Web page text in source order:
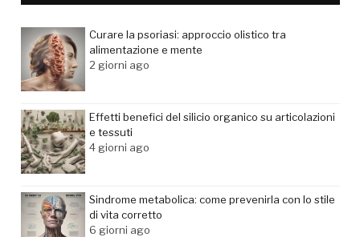
Curare la psoriasi: approccio olistico tra
alimentazione e mente
2 giorni ago
Effetti benefici del silicio organico su articolazioni
e tessuti
4 giorni ago
Sindrome metabolica: come prevenirla con lo stile
di vita corretto
6 giorni ago